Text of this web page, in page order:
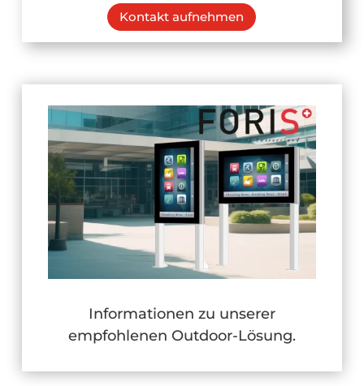
Kontakt aufnehmen
Informationen zu unserer
empfohlenen Outdoor-Lösung.